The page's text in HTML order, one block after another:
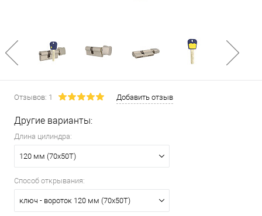
Отзывов: 1 Добавить отзыв
Другие варианты:
Длина цилиндра:
120 мм (70x50T)
Способ открывания:
ключ - вороток 120 мм (70x50T)